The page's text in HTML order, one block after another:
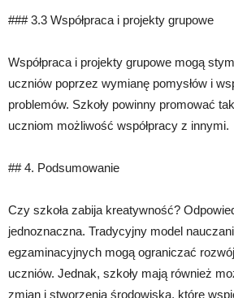
### 3.3 Współpraca i projekty grupowe
Współpraca i projekty grupowe mogą
uczniów poprzez wymianę pomysłów i
problemów. Szkoły powinny promować
uczniom możliwość współpracy z innymi.
## 4. Podsumowanie
Czy szkoła zabija kreatywność?
jednoznaczna. Tradycyjny model
egzaminacyjnych mogą ograniczać
uczniów. Jednak, szkoły mają również
zmian i stworzenia środowiska, które